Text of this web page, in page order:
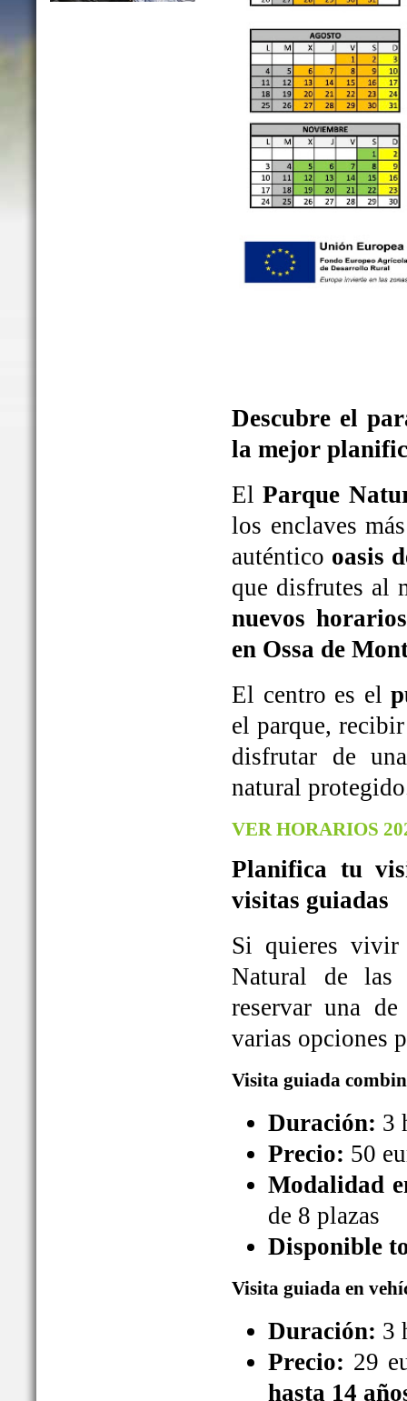
Descubre el
la mejor
ElParque
los enclaves
auténtico oasis
que disfrutes al
nuevos
en Ossa de
El centro es el
el parque,
disfrutar de
natural
VER HORARIOS
Planifica tu
visitas guiadas
Si quieres
Natural de las
reservar una
varias opciones
Visita guiada
Duración: 3
Precio: 50
Modalidad
de 8 plazas
Disponible
Visita guiada en
Duración: 3
Precio: 29
hasta 14